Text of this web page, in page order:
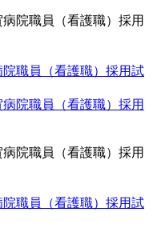
職員（看護職）採用試
職員（看護職）採用試